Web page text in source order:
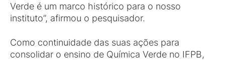
Verde é um marco histórico para o nosso
instituto”, afirmou o pesquisador.
Como continuidade das suas ações para
consolidar o ensino de Química Verde no IFPB,